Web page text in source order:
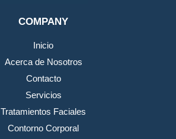
COMPANY
Inicio
Acerca de Nosotros
Contacto
Servicios
Tratamientos Faciales
Contorno Corporal